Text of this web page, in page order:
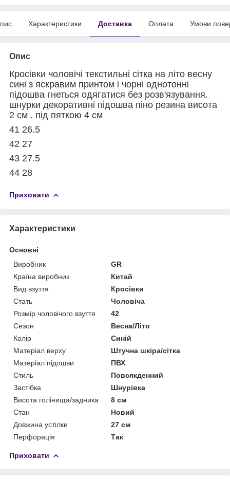
Характеристики Доставка Оплата Умови
Опис
Кросівки чоловічі текстильні сітка на літо весну
сині з яскравим принтом і чорні однотонні
підошва гнеться одягатися без розв'язування.
шнурки декоративні підошва піно резина висота
2 см . під пяткою 4 см
41 26.5
42 27
43 27.5
44 28
Приховати
Характеристики
Основні
Виробник
GR
Країна виробник
Китай
Вид взуття
Кросівки
Стать
Чоловіча
Розмір чоловічого взуття
42
Сезон
Весна/Літо
Колір
Синій
Матеріал верху
Штучна шкіра/сітка
Матеріал підошви
ПВХ
Стиль
Повсякденний
Застібка
Шнурівка
Висота голінища/задника
8 см
Стан
Новий
Довжина устілки
27 см
Перфорація
Так
Приховати